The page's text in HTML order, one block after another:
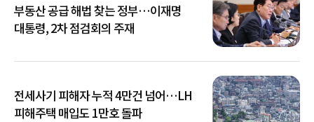
부동산 공급 해법 찾는 정부…이재명
대통령, 2차 점검회의 주재
전세사기 피해자 누적 4만건 넘어…LH
피해주택 매입도 1만호 돌파